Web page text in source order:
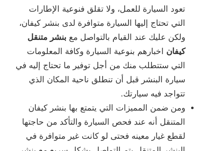
تعود السيارة للعمل، ولا تقلق فنوعية الإطارات
التي تحتاج إليها السيارة متوافرة لدى بنشر كيفان،
ولكن عليك عند القيام بالتواصل مع بنشر متنقل
كيفان اخبارهم بنوعية السيارة وكافة المعلومات
التي ستتطلب منك من أجل توفير ما تحتاج إليه في
سيارة البنشر قبل أن تنطلق ناحية المكان الذي
تتواجد فيه سيارتك.
ومن ضمن المميزات التي يتمتع بها بنشر كيفان
المتنقل أنه عند فحص السيارة والتأكد من حاجتها
لقطع غيار معينه فحتى لو كانت غير متوافرة في